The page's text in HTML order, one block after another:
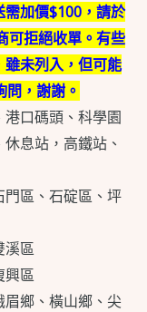
加價$100，請於
可拒絕收單。有些
未列入，但可能
，謝謝。
港口碼頭、科學園
息站，高鐵站、
門區、石碇區、坪
溪區
興區
眉鄉、橫山鄉、尖